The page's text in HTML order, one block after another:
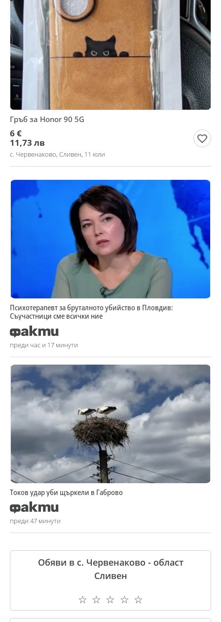
Гръб за Honor 90 5G
6 €
11,73 лв
с. Червенаково, Сливен, 11 юли
Психотерапевт за бруталното убийство в Пловдив:
Съучастници сме всички ние
преди час и 17 минути
Токов удар уби щъркели в Габрово
преди 47 минути
Обяви в с. Червенаково - област
Сливен
☆
☆
☆
☆
☆